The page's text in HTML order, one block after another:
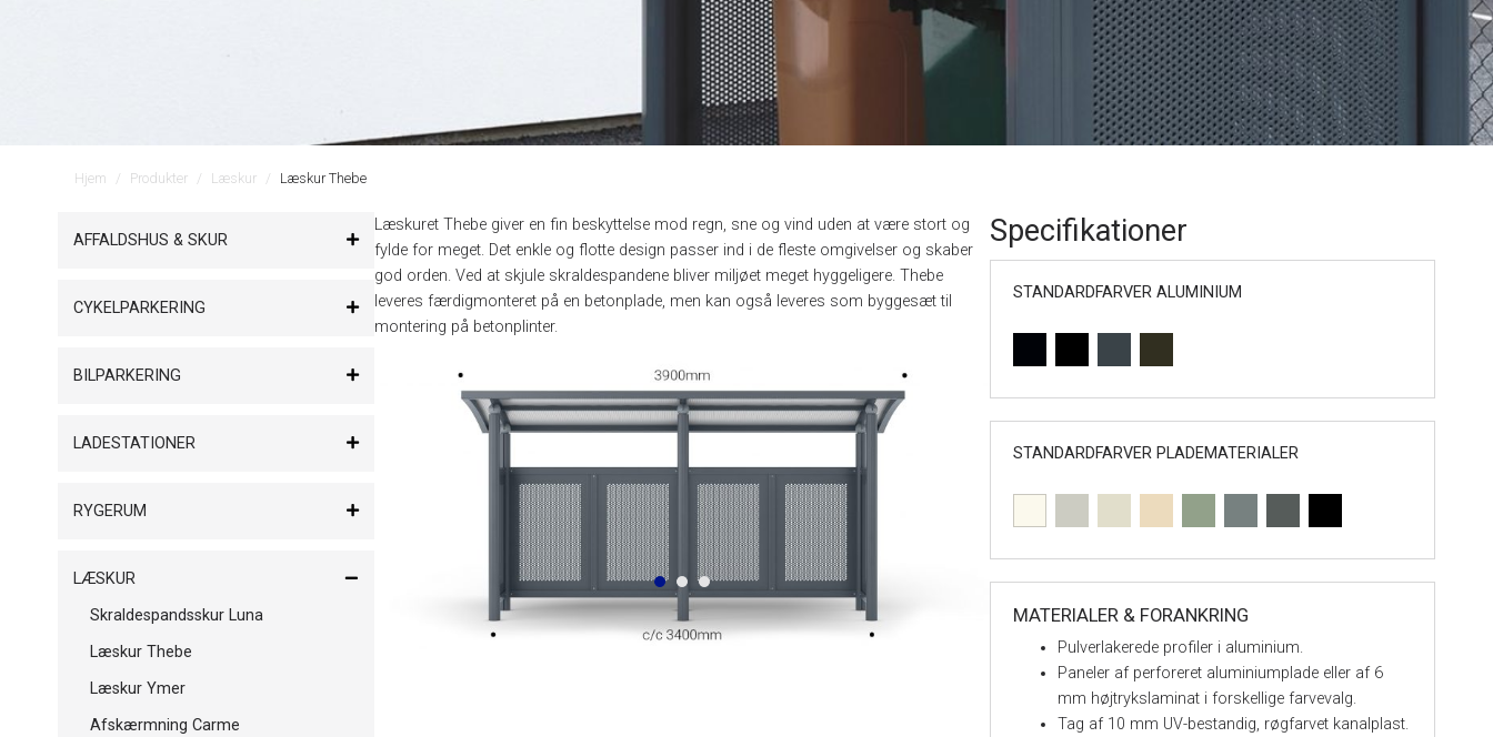
Hjem Produkter Læskur Læskur Thebe
AFFALDSHUS & SKUR
CYKELPARKERING
BILPARKERING
LADESTATIONER
RYGERUM
LÆSKUR
Skraldespandsskur Luna
Læskur Thebe
Læskur Ymer
Afskærmning Carme
Læskuret Thebe giver en fin beskyttelse mod regn, sne og vind uden at være stort og
fylde for meget. Det enkle og flotte design passer ind i de fleste omgivelser og skaber
god orden. Ved at skjule skraldespandene bliver miljøet meget hyggeligere. Thebe
leveres færdigmonteret på en betonplade, men kan også leveres som byggesæt til
montering på betonplinter.
Specifikationer
STANDARDFARVER ALUMINIUM
STANDARDFARVER PLADEMATERIALER
MATERIALER & FORANKRING
Pulverlakerede profiler i aluminium.
Paneler af perforeret aluminiumplade eller af 6
mm højtrykslaminat i forskellige farvevalg.
Tag af 10 mm UV-bestandig, røgfarvet kanalplast.